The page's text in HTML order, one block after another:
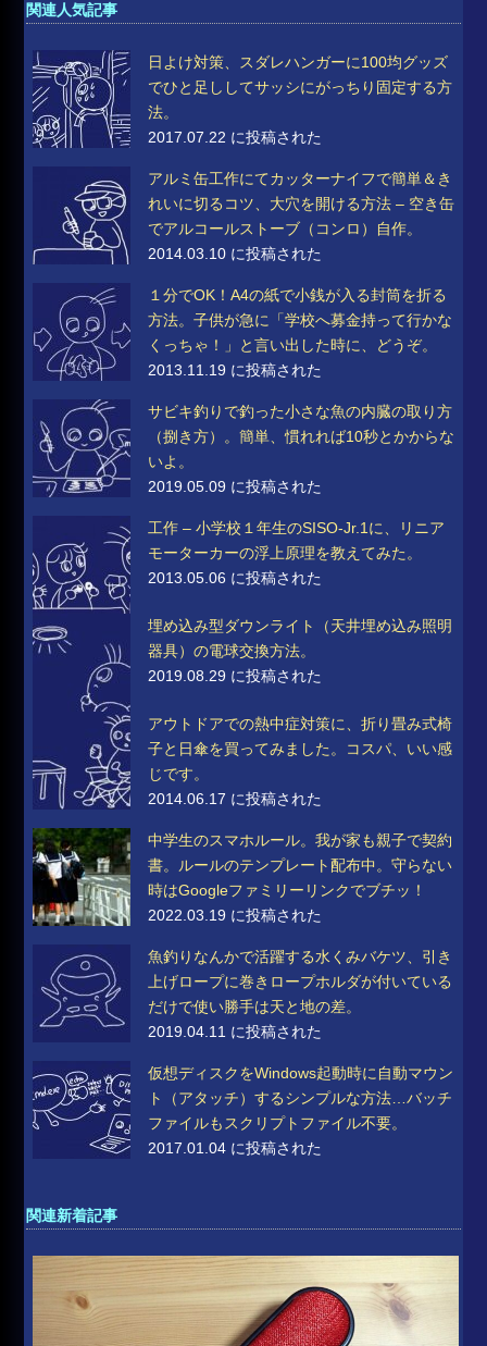
関連人気記事
日よけ対策、スダレハンガーに100均グッズ
でひと足ししてサッシにがっちり固定する方
法。
2017.07.22 に投稿された
アルミ缶工作にてカッターナイフで簡単＆き
れいに切るコツ、大穴を開ける方法 – 空き缶
でアルコールストーブ（コンロ）自作。
2014.03.10 に投稿された
１分でOK！A4の紙で小銭が入る封筒を折る
方法。子供が急に「学校へ募金持って行かな
くっちゃ！」と言い出した時に、どうぞ。
2013.11.19 に投稿された
サビキ釣りで釣った小さな魚の内臓の取り方
（捌き方）。簡単、慣れれば10秒とかからな
いよ。
2019.05.09 に投稿された
工作 – 小学校１年生のSISO-Jr.1に、リニア
モーターカーの浮上原理を教えてみた。
2013.05.06 に投稿された
埋め込み型ダウンライト（天井埋め込み照明
器具）の電球交換方法。
2019.08.29 に投稿された
アウトドアでの熱中症対策に、折り畳み式椅
子と日傘を買ってみました。コスパ、いい感
じです。
2014.06.17 に投稿された
中学生のスマホルール。我が家も親子で契約
書。ルールのテンプレート配布中。守らない
時はGoogleファミリーリンクでブチッ！
2022.03.19 に投稿された
魚釣りなんかで活躍する水くみバケツ、引き
上げロープに巻きロープホルダが付いている
だけで使い勝手は天と地の差。
2019.04.11 に投稿された
仮想ディスクをWindows起動時に自動マウン
ト（アタッチ）するシンプルな方法…バッチ
ファイルもスクリプトファイル不要。
2017.01.04 に投稿された
関連新着記事